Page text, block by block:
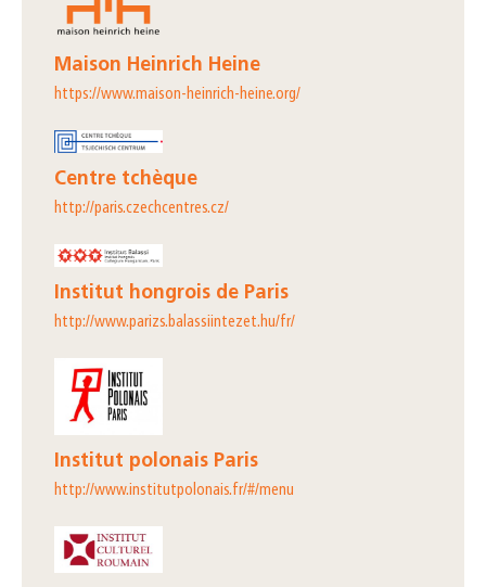
Maison Heinrich Heine
https://www.maison-heinrich-heine.org/
Centre tchèque
http://paris.czechcentres.cz/
Institut hongrois de Paris
http://www.parizs.balassiintezet.hu/fr/
Institut polonais Paris
http://www.institutpolonais.fr/#/menu